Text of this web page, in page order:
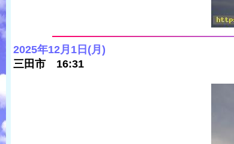
2025年12月1日(月)
三田市 16:31